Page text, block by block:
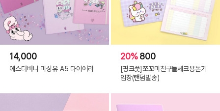
14,000
에스더버니 미싱유 A5 다이어리
20%800
[핑크풋]쪼꼬미친구들체크용돈기
입장(랜덤발송)